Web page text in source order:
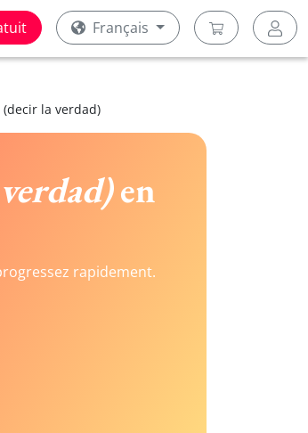
Français
la verdad)
en
rapidement.